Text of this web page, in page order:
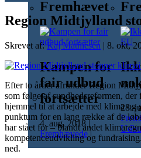
Fremhævet
Kampen for
fair udbud
fortsætter
4. aug, 2018|
Fremhævede|
28.
Region Midtjylland
Skrevet af:Kaj Mathiesen | 8. okt,
Efter to årtier afrunder Region
som følge af sundhedsreformen,
hjemmel til at arbejde med klima
punktum for en lang række af de
har stået for – blandt andet
kompetenceudvikling og
ned.